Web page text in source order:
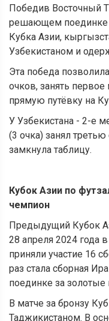
Победив Восточный
решающем поединке
Кубка Азии,
Узбекистаном и
Эта победа
очков, занять первое
прямую путёвку на
У Узбекистана - 2-е
(3 очка) занял
замкнула таблицу.
Кубок Азии по
чемпион
Предыдущий Кубок
28 апреля 2024 года
приняли участие 16
раз стала сборная
поединке за
В матче за бронзу
Таджикистаном. В